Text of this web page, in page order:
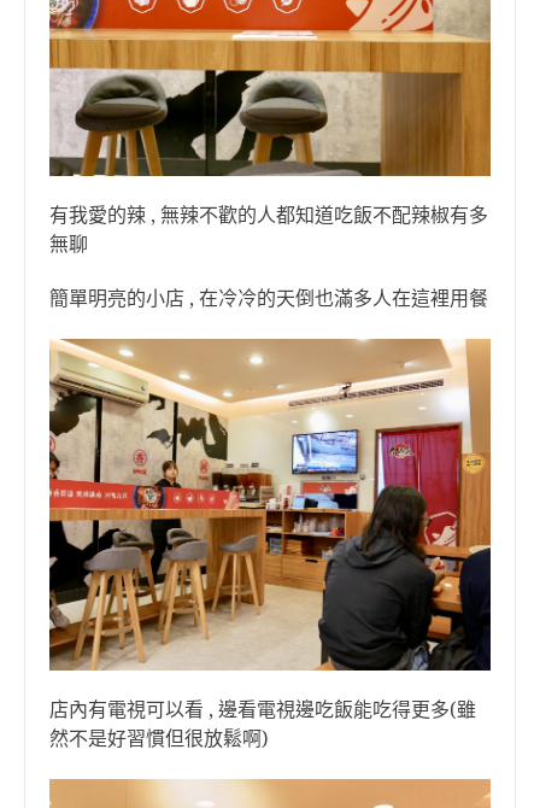
有我愛的辣 , 無辣不歡的人都知道吃飯不配辣椒有多
無聊
簡單明亮的小店 , 在冷冷的天倒也滿多人在這裡用餐
店內有電視可以看 , 邊看電視邊吃飯能吃得更多(雖
然不是好習慣但很放鬆啊)